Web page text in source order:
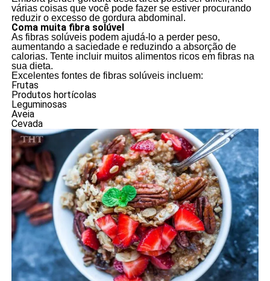
várias coisas que você pode fazer se estiver procurando
reduzir o excesso de gordura abdominal.
Coma muita fibra solúvel
As fibras solúveis podem ajudá-lo a perder peso,
aumentando a saciedade e reduzindo a absorção de
calorias. Tente incluir muitos alimentos ricos em fibras na
sua dieta.
Excelentes fontes de fibras solúveis incluem:
Frutas
Produtos hortícolas
Leguminosas
Aveia
Cevada